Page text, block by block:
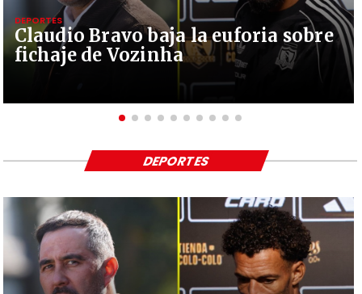
Claudio Bravo baja la euforia sobre
fichaje de Vozinha
DEPORTES
DEPORTES